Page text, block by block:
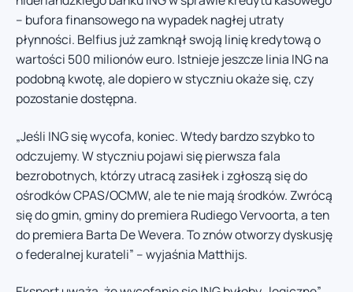
– bufora finansowego na wypadek nagłej utraty
płynności. Belfius już zamknął swoją linię kredytową o
wartości 500 milionów euro. Istnieje jeszcze linia ING na
podobną kwotę, ale dopiero w styczniu okaże się, czy
pozostanie dostępna.
„Jeśli ING się wycofa, koniec. Wtedy bardzo szybko to
odczujemy. W styczniu pojawi się pierwsza fala
bezrobotnych, którzy utracą zasiłek i zgłoszą się do
ośrodków CPAS/OCMW, ale te nie mają środków. Zwrócą
się do gmin, gminy do premiera Rudiego Vervoorta, a ten
do premiera Barta De Wevera. To znów otworzy dyskusję
o federalnej kurateli” – wyjaśnia Matthijs.